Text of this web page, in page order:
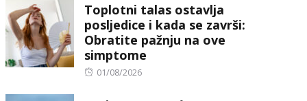
Toplotni talas ostavlja
posljedice i kada se završi:
Obratite pažnju na ove
simptome
Posted
01/08/2026